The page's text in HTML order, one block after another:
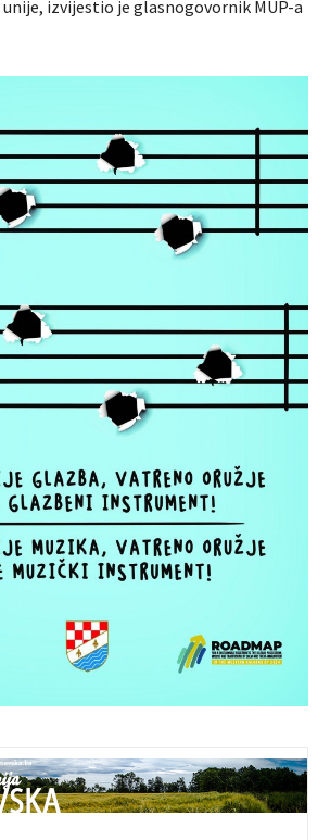
izvijestio je glasnogovornik MUP-a